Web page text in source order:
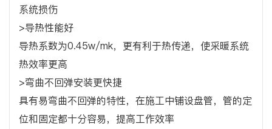
系统损伤
>导热性能好
导热系数为0.45w/mk，更有利于热传递，使采暖系统
热效率更高
>弯曲不回弹安装更快捷
具有易弯曲不回弹的特性，在施工中铺设盘管，管的定
位和固定都十分容易，提高工作效率